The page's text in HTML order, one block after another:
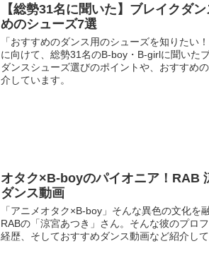
【総勢31名に聞いた】ブレイクダ
めのシューズ7選
「おすすめのダンス用のシューズを知りたい
に向けて、総勢31名のB-boy・B-girlに聞いた
ダンスシューズ選びのポイントや、おすすめ
介しています。
オタク×B-boyのパイオニア！RAB
ダンス動画
「アニメオタク×B-boy」そんな異色の文化を
RABの「涼宮あつき」さん。そんな彼のプロ
経歴、そしておすすめダンス動画など紹介して